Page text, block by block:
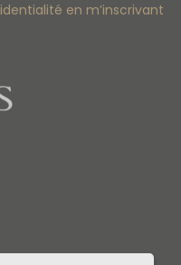
en m’inscrivant